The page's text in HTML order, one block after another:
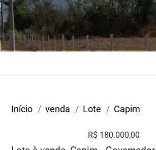
Início venda Lote Capim
R$ 180.000,00